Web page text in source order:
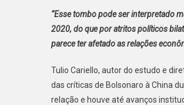
“Esse tombo pode ser interpretado
2020, do que por atritos políticos
parece ter afetado as relações
Tulio Cariello, autor do estudo e
das críticas de Bolsonaro à China
relação e houve até avanços